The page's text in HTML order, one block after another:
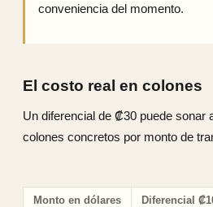
conveniencia del momento.
El costo real en colones
Un diferencial de ₡30 puede sonar
colones concretos por monto de
Monto en dólares Diferencial